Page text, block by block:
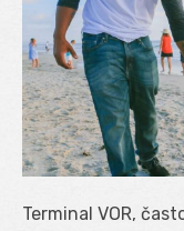
Terminal VOR,